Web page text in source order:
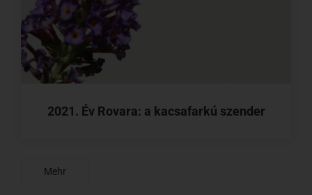
2021. Év Rovara: a kacsafarkú szender
Mehr